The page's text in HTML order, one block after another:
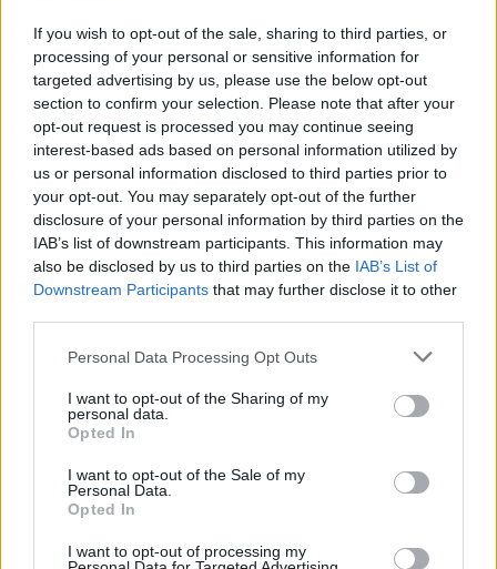
If you wish to opt-out of the sale, sharing to third parties, or
processing of your personal or sensitive information for
targeted advertising by us, please use the below opt-out
section to confirm your selection. Please note that after your
opt-out request is processed you may continue seeing
interest-based ads based on personal information utilized by
us or personal information disclosed to third parties prior to
your opt-out. You may separately opt-out of the further
disclosure of your personal information by third parties on the
IAB’s list of downstream participants. This information may
also be disclosed by us to third parties on the IAB’s List of
Downstream Participants that may further disclose it to other
Please note that this website/app uses one or more Google
not limited to your visit or usage behaviour. You may click to
grant or deny consent to Google and its third-party tags to
use your data for below specified purposes in below Google
consent section.
Personal Data Processing Opt Outs
I want to opt-out of the Sharing of my
personal data.
Opted In
I want to opt-out of the Sale of my
Personal Data.
Opted In
I want to opt-out of processing my
Meteo Olbia 7 agosto, sole e caldo tornano
protagonisti
Test tunnel Olbia: rampe chiuse ancora fino a
fine agosto
Aggius conquista la classifica delle mete più
amate dell’estate 2026
NECROLOGIE